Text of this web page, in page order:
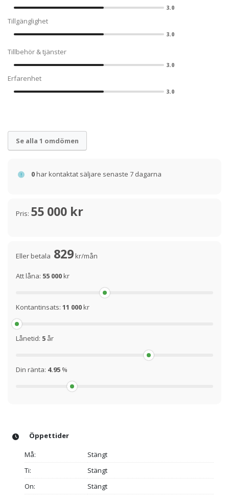
3.0
Tillgänglighet
3.0
Tillbehör & tjänster
3.0
Erfarenhet
3.0
Se alla 1 omdömen
0har kontaktat säljare senaste 7 dagarna
Pris: 55 000 kr
Eller betala 829kr/mån
Att låna: 55 000kr
Kontantinsats: 11 000kr
Lånetid: 5 år
Din ränta: 4.95 %
Öppettider
Må:
Stängt
Ti:
Stängt
On:
Stängt